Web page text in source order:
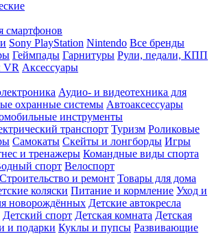
смартфонов
Sony PlayStation Nintendo Все бренды
Геймпады Гарнитуры Рули, педали, КПП
VR Аксессуары
Аудио- и видеотехника для
охранные системы Автоаксессуары
инструменты
транспорт Туризм Роликовые
Самокаты Скейты и лонгборды Игры
и тренажеры Командные виды спорта
спорт Велоспорт
Строительство и ремонт Товары для дома
коляски Питание и кормление Уход и
новорождённых Детские автокресла
Детский спорт Детская комната Детская
и подарки Куклы и пупсы Развивающие